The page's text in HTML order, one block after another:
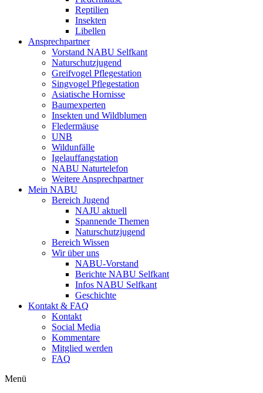
Reptilien
Insekten
Libellen
Ansprechpartner
Vorstand NABU Selfkant
Naturschutzjugend
Greifvogel Pflegestation
Singvogel Pflegestation
Asiatische Hornisse
Baumexperten
Insekten und Wildblumen
Fledermäuse
UNB
Wildunfälle
Igelauffangstation
NABU Naturtelefon
Weitere Ansprechpartner
Mein NABU
Bereich Jugend
NAJU aktuell
Spannende Themen
Naturschutzjugend
Bereich Wissen
Wir über uns
NABU-Vorstand
Berichte NABU Selfkant
Infos NABU Selfkant
Geschichte
Kontakt & FAQ
Kontakt
Social Media
Kommentare
Mitglied werden
FAQ
Menü